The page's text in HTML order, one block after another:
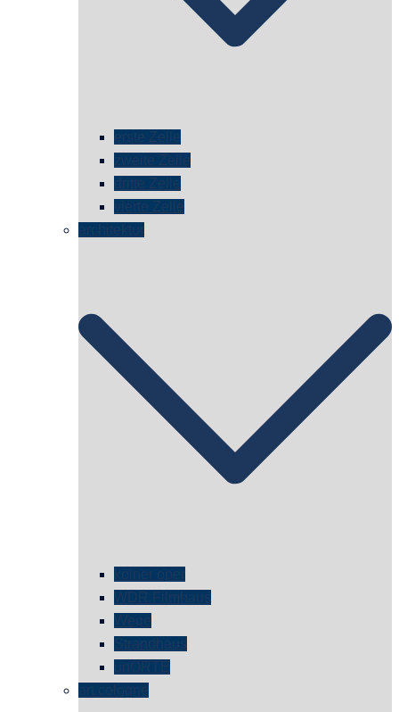
erste Zelle
zweite Zelle
dritte Zelle
vierte Zelle
architektur
kölner oper
WDR Filmhaus
Wege
Strandhaus
unORTE
art cologne